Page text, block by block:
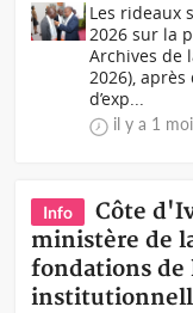
Les rideaux
2026 sur la
Archives de
2026),
d’exp...
il y a 1
Info
Côte
ministère de
fondations de